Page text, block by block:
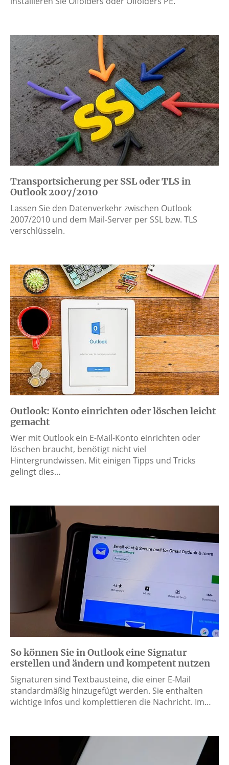
Transportsicherung per SSL oder TLS in
Outlook 2007/2010
Lassen Sie den Datenverkehr zwischen Outlook
2007/2010 und dem Mail-Server per SSL bzw. TLS
verschlüsseln.
Outlook: Konto einrichten oder löschen leicht
gemacht
Wer mit Outlook ein E-Mail-Konto einrichten oder
löschen braucht, benötigt nicht viel
Hintergrundwissen. Mit einigen Tipps und Tricks
gelingt dies…
So können Sie in Outlook eine Signatur
erstellen und ändern und kompetent nutzen
Signaturen sind Textbausteine, die einer E-Mail
standardmäßig hinzugefügt werden. Sie enthalten
wichtige Infos und komplettieren die Nachricht. Im…